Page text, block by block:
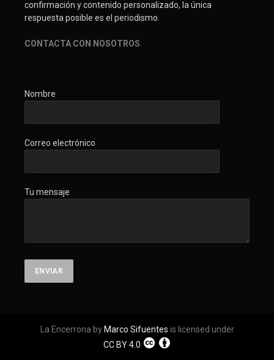
confirmación y contenido personalizado, la única
respuesta posible es el periodismo.
CONTACTA CON NOSOTROS
Nombre
Correo electrónico
Tu mensaje
La Encerrona by Marco Sifuentes is licensed under
CC BY 4.0